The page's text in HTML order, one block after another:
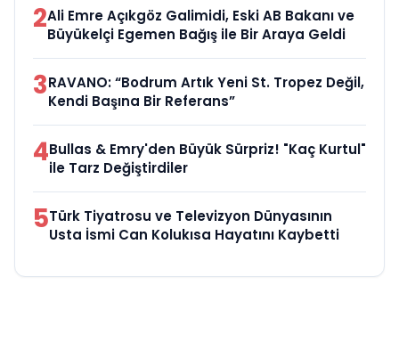
2Ali Emre Açıkgöz Galimidi, Eski AB Bakanı ve
Büyükelçi Egemen Bağış ile Bir Araya Geldi
3RAVANO: “Bodrum Artık Yeni St. Tropez Değil,
Kendi Başına Bir Referans”
4Bullas & Emry'den Büyük Sürpriz! "Kaç Kurtul"
ile Tarz Değiştirdiler
5Türk Tiyatrosu ve Televizyon Dünyasının
Usta İsmi Can Kolukısa Hayatını Kaybetti